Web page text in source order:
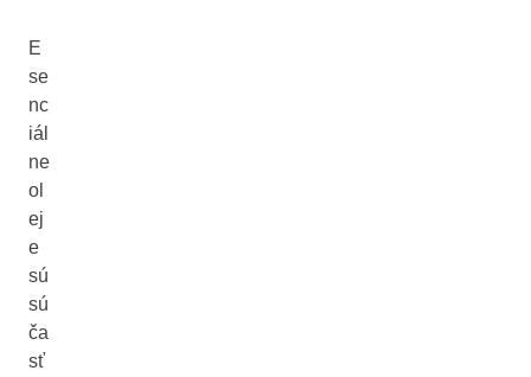
E
se
nc
iál
ne
ol
ej
e
sú
sú
ča
sť